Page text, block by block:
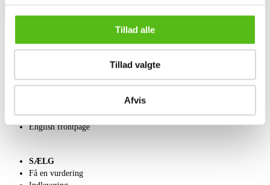
Tillad alle
Tillad valgte
Afvis
Engelsk politi Bobby samt amerikansk brandhjelm (2)
Om Lauritz.com
Klassisk Auktion
English frontpage
SÆLG
Få en vurdering